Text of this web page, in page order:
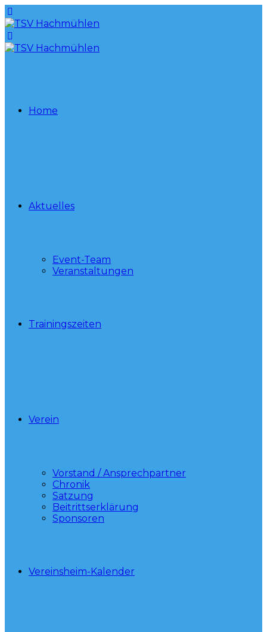
Home
Aktuelles
Event-Team
Veranstaltungen
Trainingszeiten
Verein
Vorstand / Ansprechpartner
Chronik
Satzung
Beitrittserklärung
Sponsoren
Vereinsheim-Kalender